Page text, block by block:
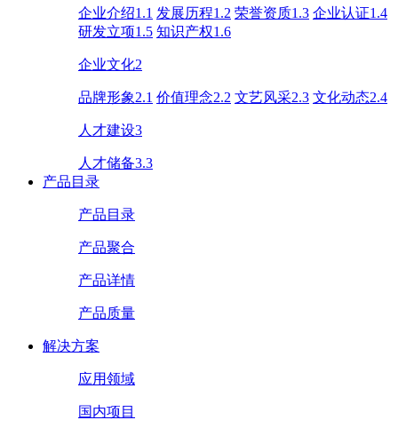
企业介绍1.1 发展历程1.2 荣誉资质1.3 企业认证1.4
研发立项1.5 知识产权1.6
企业文化2
品牌形象2.1 价值理念2.2 文艺风采2.3 文化动态2.4
人才建设3
人才储备3.3
产品目录
产品目录
产品聚合
产品详情
产品质量
解决方案
应用领域
国内项目